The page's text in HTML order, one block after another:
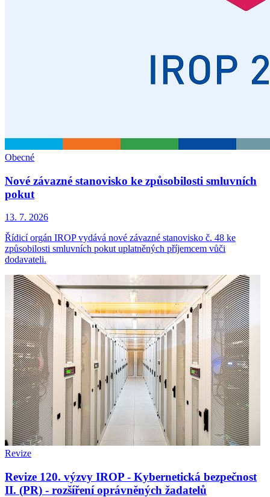
Obecné
Nové závazné stanovisko ke způsobilosti smluvních
pokut
13. 7. 2026
Řídicí orgán IROP vydává nové závazné stanovisko č. 48 ke
způsobilosti smluvních pokut uplatněných příjemcem vůči
dodavateli.
Revize
Revize 120. výzvy IROP - Kybernetická bezpečnost
II. (PR) - rozšíření oprávněných žadatelů